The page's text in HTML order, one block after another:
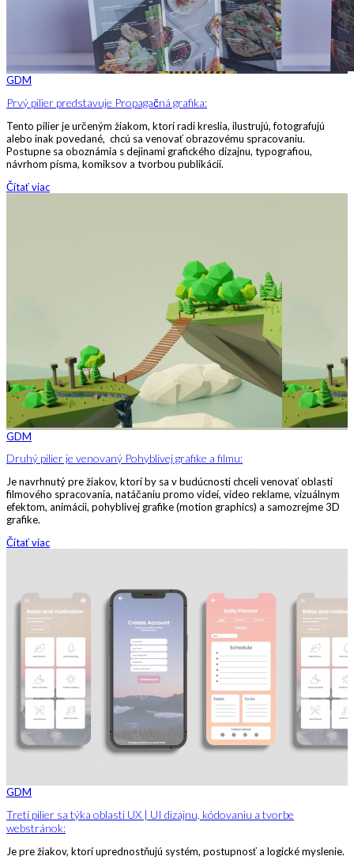
GDM
Prvý pilier predstavuje Propagačná grafika:
Tento pilier je určeným žiakom, ktorí radi kreslia, ilustrujú, fotografujú
alebo inak povedané, chcú sa venovať obrazovému spracovaniu.
Postupne sa oboznámia s dejinami grafického dizajnu, typografiou,
návrhom písma, komiksov a tvorbou publikácií.
Čítať viac
GDM
Druhý pilier je venovaný Pohyblivej grafike a filmu:
Je navrhnutý pre žiakov, ktorí by sa v budúcnosti chceli venovať oblasti
filmového spracovania, natáčaniu promo videí, video reklame, vizuálnym
efektom, animácii, pohyblivej grafike (motion graphics) a samozrejme 3D
grafike.
Čítať viac
GDM
Tretí pilier sa týka oblasti UX | UI dizajnu, kódovaniu a tvorbe
webstránok:
Je pre žiakov, ktorí uprednostňujú systém, postupnosť a logické myslenie.